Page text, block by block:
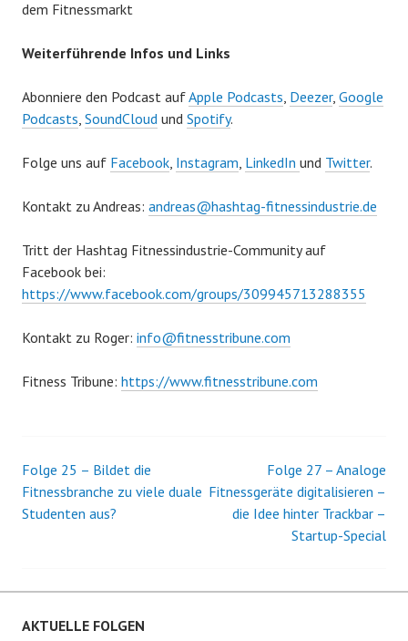
dem Fitnessmarkt
Weiterführende Infos und Links
Abonniere den Podcast aufApple Podcasts, Deezer, Google
Podcasts, SoundCloud und Spotify.
Folge uns auf Facebook, Instagram, LinkedIn und Twitter.
Kontakt zu Andreas: andreas@hashtag-fitnessindustrie.de
Tritt der Hashtag Fitnessindustrie-Community auf
Facebook bei:
https://www.facebook.com/groups/309945713288355
Kontakt zu Roger: info@fitnesstribune.com
Fitness Tribune: https://www.fitnesstribune.com
Beitrags-
Navigation
Folge 25 – Bildet die
Fitnessbranche zu viele duale
Studenten aus?
Folge 27 – Analoge
Fitnessgeräte digitalisieren –
die Idee hinter Trackbar –
Startup-Special
AKTUELLE FOLGEN